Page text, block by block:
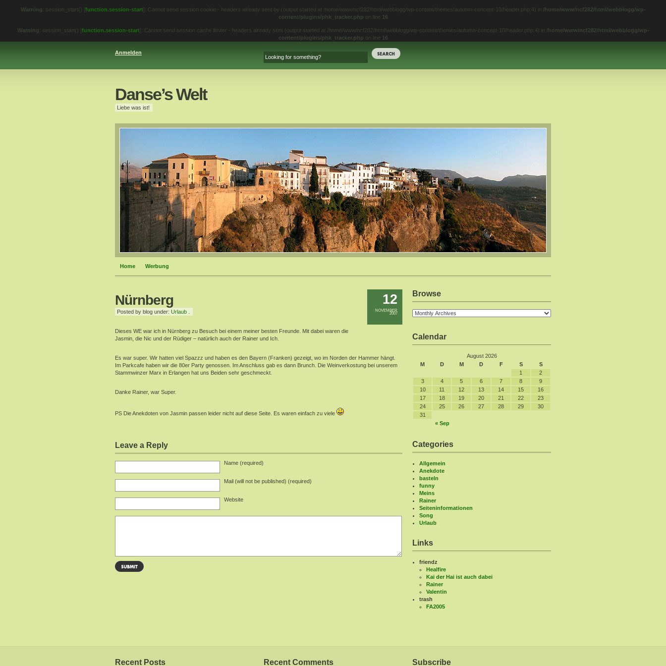
Warning: session_start() [function.session-start]: Cannot send session cookie - headers already sent by (output started at /home/www/ncf282/html/webblogg/wp-content/themes/autumn-concept-10/header.php:4) in /home/www/ncf282/html/webblogg/wp-
content/plugins/phk_tracker.php on line 16
Warning: session_start() [function.session-start]: Cannot send session cache limiter - headers already sent (output started at /home/www/ncf282/html/webblogg/wp-content/themes/autumn-concept-10/header.php:4) in /home/www/ncf282/html/webblogg/wp-
content/plugins/phk_tracker.php on line 16
Anmelden
Danse’s Welt
Liebe was ist!
Home Werbung
12
NOVEMBER
2007
Nürnberg
Posted by blog under: Urlaub
Dieses WE war ich in Nürnberg zu Besuch bei einem meiner besten Freunde. Mit dabei waren die
Jasmin, die Nic und der Rüdiger – natürlich auch der Rainer und Ich.
Es war super. Wir hatten viel Spazzz und haben es den Bayern (Franken) gezeigt, wo im Norden der Hammer hängt.
Im Parkcafe haben wir die 80er Party genossen. Im Anschluss gab es dann Brunch. Die Weinverkostung bei unserem
Stammwinzer Marx in Erlangen hat uns Beiden sehr geschmeckt.
Danke Rainer, war Super.
PS Die Anekdoten von Jasmin passen leider nicht auf diese Seite. Es waren einfach zu viele
Leave a Reply
Name (required)
Mail (will not be published) (required)
Website
Browse
Calendar
August 2026
M
D M D F S S
« Sep
1
2
3
4 5 6 7 8
9
10
11 12 13 14 15
16
17
18 19 20 21 22
23
24
25 26 27 28 29
30
31
Categories
Allgemein
Anekdote
basteln
funny
Meins
Rainer
Seiteninformationen
Song
Urlaub
Links
friendz
Healfire
Kai der Hai ist auch dabei
Rainer
Valentin
trash
FA2005
Recent Posts Recent Comments Subscribe